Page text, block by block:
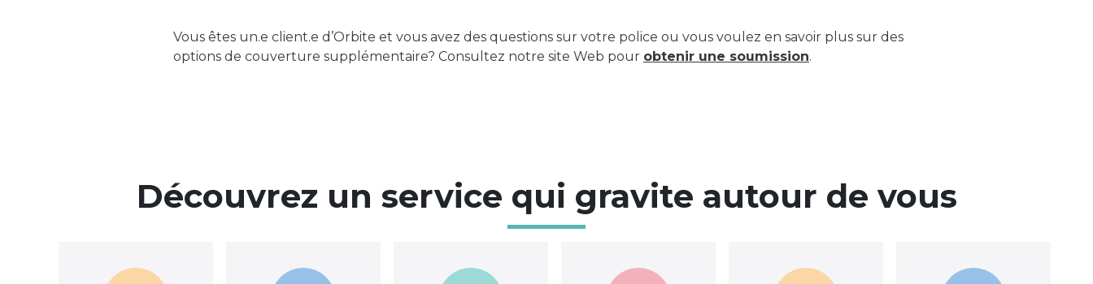
Vous êtes un.e client.e d’Orbite et vous avez des questions sur votre police ou vous voulez en savoir plus sur des
options de couverture supplémentaire? Consultez notre site Web pour obtenir une soumission.
Découvrez un service qui gravite autour de vous